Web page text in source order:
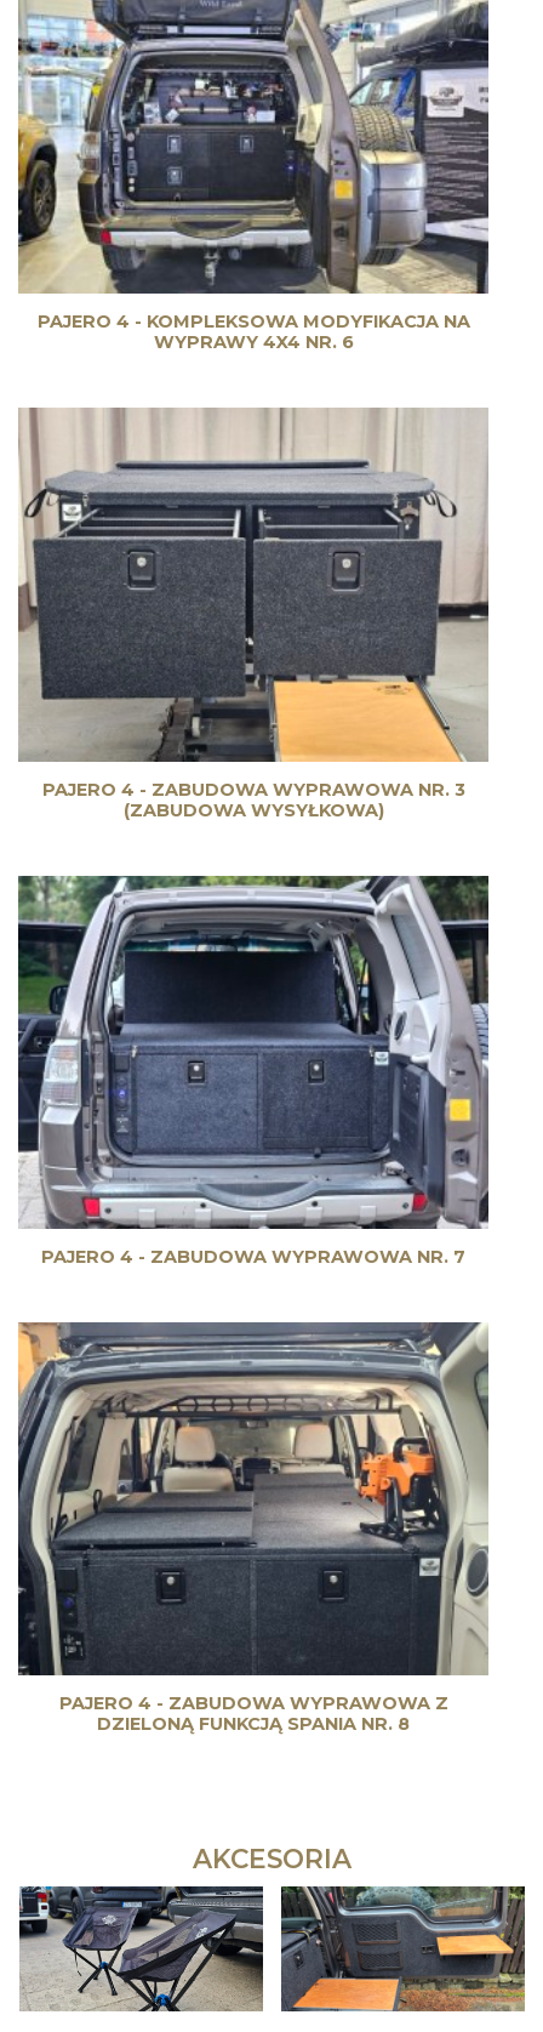
PAJERO 4 - KOMPLEKSOWA MODYFIKACJA NA
WYPRAWY 4X4 NR. 6
PAJERO 4 - ZABUDOWA WYPRAWOWA NR. 3
(ZABUDOWA WYSYŁKOWA)
PAJERO 4 - ZABUDOWA WYPRAWOWA NR. 7
PAJERO 4 - ZABUDOWA WYPRAWOWA Z
DZIELONĄ FUNKCJĄ SPANIA NR. 8
AKCESORIA